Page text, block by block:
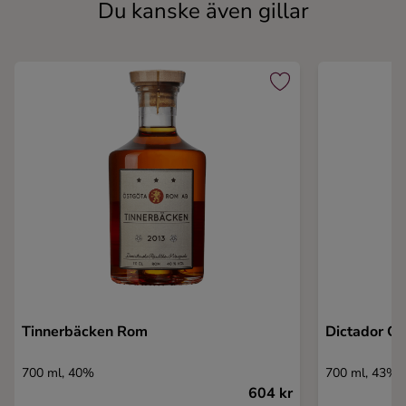
Du kanske även gillar
Tinnerbäcken Rom
700 ml, 40%
604 kr
Dictador
700 ml, 43%